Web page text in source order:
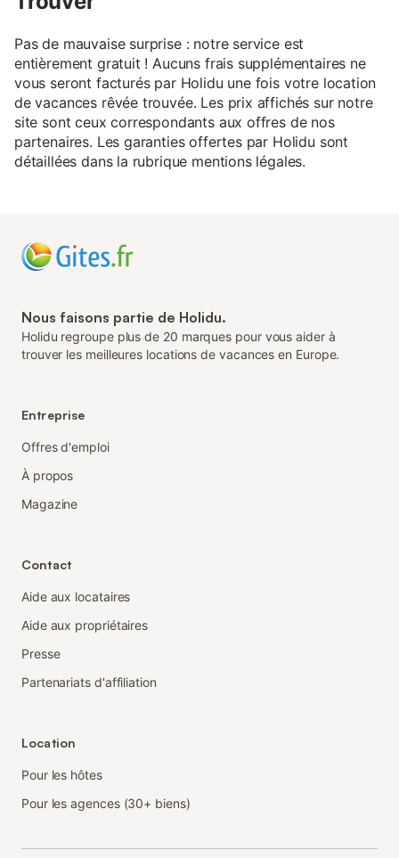
Pas de mauvaise surprise : notre service est
entièrement gratuit ! Aucuns frais supplémentaires ne
vous seront facturés par Holidu une fois votre location
de vacances rêvée trouvée. Les prix affichés sur notre
site sont ceux correspondants aux offres de nos
partenaires. Les garanties offertes par Holidu sont
détaillées dans la rubrique mentions légales.
Nous faisons partie de Holidu.
Holidu regroupe plus de 20 marques pour vous aider à
trouver les meilleures locations de vacances en Europe.
Entreprise
Offres d'emploi
À propos
Magazine
Contact
Aide aux locataires
Aide aux propriétaires
Presse
Partenariats d'affiliation
Location
Pour les hôtes
Pour les agences (30+ biens)